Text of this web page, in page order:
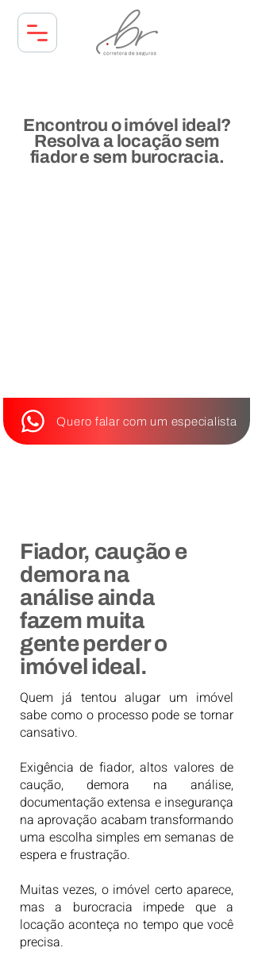
Encontrou o imóvel ideal?
Resolva a locação sem
fiador e sem burocracia.
Quero falar com um especialista
Fiador, caução e
demora na
análise ainda
fazem muita
gente perder o
imóvel ideal.
Quem já tentou alugar um imóvel
sabe como o processo pode se tornar
cansativo.
Exigência de fiador, altos valores de
caução, demora na análise,
documentação extensa e insegurança
na aprovação acabam transformando
uma escolha simples em semanas de
espera e frustração.
Muitas vezes, o imóvel certo aparece,
mas a burocracia impede que a
locação aconteça no tempo que você
precisa.